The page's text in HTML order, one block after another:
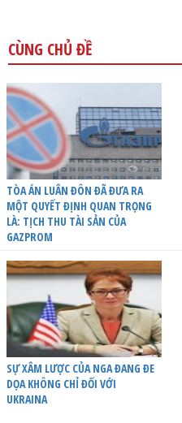
CÙNG CHỦ ĐỀ
TÒA ÁN LUÂN ĐÔN ĐÃ ĐƯA RA
MỘT QUYẾT ĐỊNH QUAN TRỌNG
LÀ: TỊCH THU TÀI SẢN CỦA
GAZPROM
SỰ XÂM LƯỢC CỦA NGA ĐANG ĐE
DỌA KHÔNG CHỈ ĐỐI VỚI
UKRAINA